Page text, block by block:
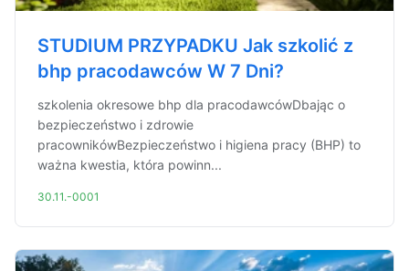
STUDIUM PRZYPADKU Jak szkolić z
bhp pracodawców W 7 Dni?
szkolenia okresowe bhp dla pracodawcówDbając o
bezpieczeństwo i zdrowie
pracownikówBezpieczeństwo i higiena pracy (BHP) to
ważna kwestia, która powinn...
30.11.-0001